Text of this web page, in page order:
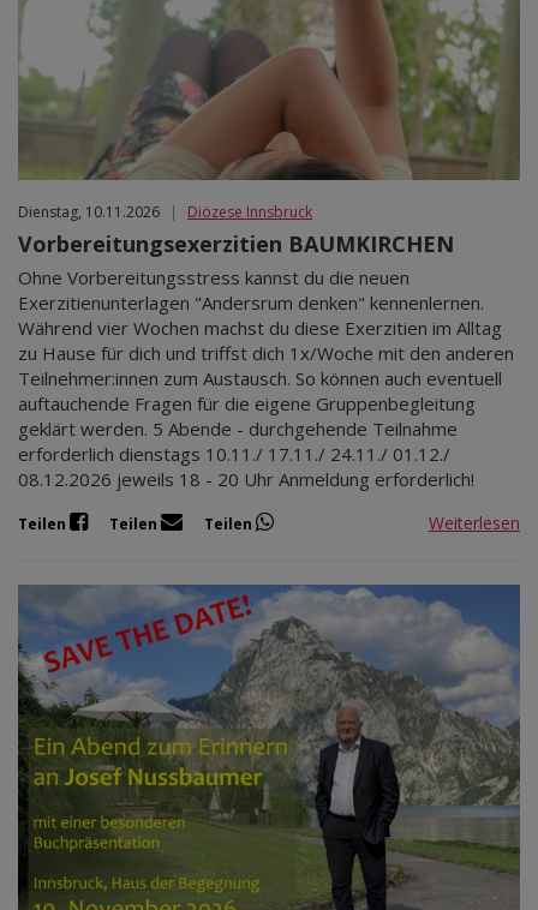
Dienstag, 10.11.2026 | Diözese Innsbruck
Vorbereitungsexerzitien BAUMKIRCHEN
Ohne Vorbereitungsstress kannst du die neuen
Exerzitienunterlagen "Andersrum denken" kennenlernen.
Während vier Wochen machst du diese Exerzitien im Alltag
zu Hause für dich und triffst dich 1x/Woche mit den anderen
Teilnehmer:innen zum Austausch. So können auch eventuell
auftauchende Fragen für die eigene Gruppenbegleitung
geklärt werden. 5 Abende - durchgehende Teilnahme
erforderlich dienstags 10.11./ 17.11./ 24.11./ 01.12./
08.12.2026 jeweils 18 - 20 Uhr Anmeldung erforderlich!
Teilen Teilen Teilen Weiterlesen